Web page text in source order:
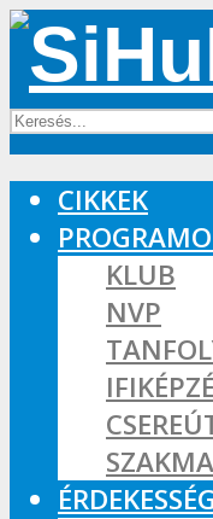
CIKKEK
KLUB
NVP
ÉRDEKESSÉG